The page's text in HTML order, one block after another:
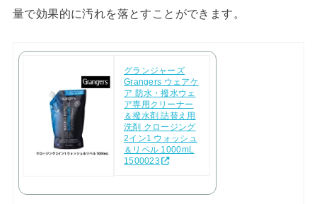
量で効果的に汚れを落とすことができます。
グランジャーズ
Grangers ウェアケ
ア 防水・撥水ウェ
ア専用クリーナー
＆撥水剤 詰替え用
洗剤 クロージング
2イン1 ウォッシュ
＆リペル 1000mL
1500023